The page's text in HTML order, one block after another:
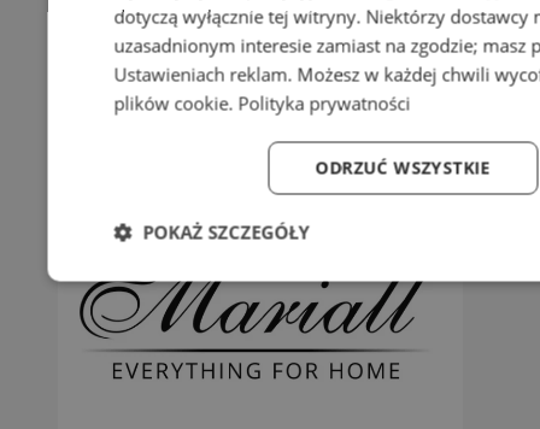
dotyczą wyłącznie tej witryny. Niektórzy dostawcy
uzasadnionym interesie zamiast na zgodzie; masz
Ustawieniach reklam. Możesz w każdej chwili
plików cookie. Polityka prywatności
ODRZUĆ WSZYSTKIE
POKAŻ SZCZEGÓŁY
Niezbędne Wydajność Targetowanie